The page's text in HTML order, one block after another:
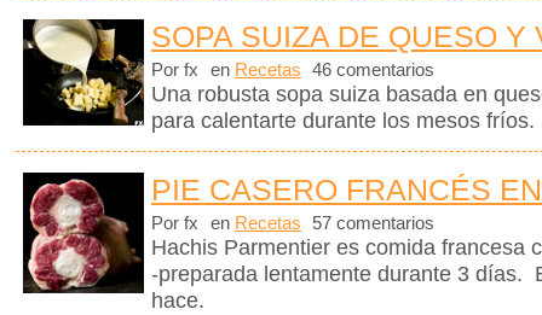
SOPA SUIZA DE QUESO Y
Por fx en Recetas 46 comentarios
Una robusta sopa suiza basada en
para calentarte durante los mesos fríos.
PIE CASERO FRANCÉS
Por fx en Recetas 57 comentarios
Hachis Parmentier es comida francesa
-preparada lentamente durante 3 días.
hace.